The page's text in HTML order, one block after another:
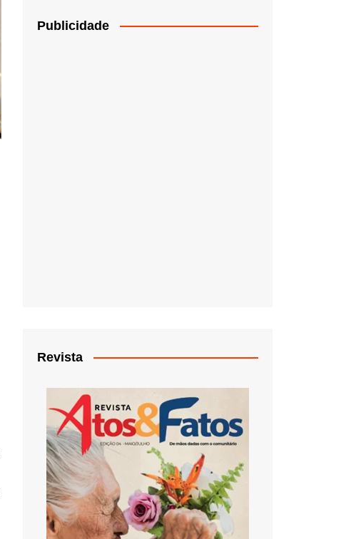
Publicidade
Revista